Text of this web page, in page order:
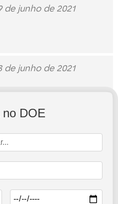
de junho de 2021
de junho de 2021
3 … 6
no DOE